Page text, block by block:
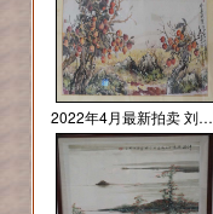
陈洪岩 黄平学
2022年4月最新拍卖 刘桂华 作品价格6000